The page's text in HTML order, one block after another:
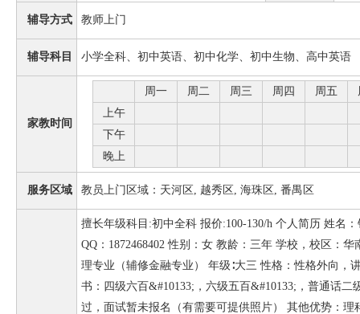
辅导方式 教师上门
辅导科目 小学全科、初中英语、初中化学、初中生物、高中英语
家教时间
周一 周二 周三 周四 周五
上午
下午
晚上
服务区域 教员上门区域：天河区, 越秀区, 海珠区, 番禺区
擅长年级科目:初中全科 报价:100-130/h 个人简历 姓名
QQ：1872468402 性别：女 教龄：三年 学校，校区：
理专业（辅修金融专业） 年级∶大三 性格：性格外向，
书：四级六百&#10133;，六级五百&#10133;，普通话
过，面试暂未报名（有需要可提供照片） 其他优势：